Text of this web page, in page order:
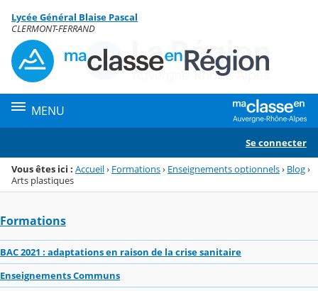
Menu de la rubrique
Contenu
Lycée Général Blaise Pascal
CLERMONT-FERRAND
MENU
Se connecter
Vous êtes ici : Accueil› Formations› Enseignements optionnels› Blog›
Arts plastiques
Formations
BAC 2021 : adaptations en raison de la crise sanitaire
Enseignements Communs